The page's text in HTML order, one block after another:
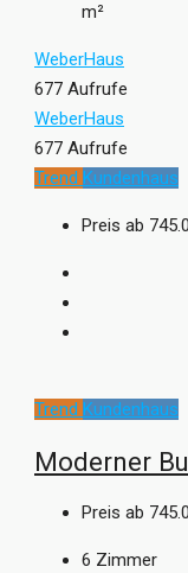
m²
WeberHaus
677 Aufrufe
WeberHaus
677 Aufrufe
Trend Kundenhaus
Preis ab
Trend Kundenhaus
Moderner
Preis ab
6 Zimmer